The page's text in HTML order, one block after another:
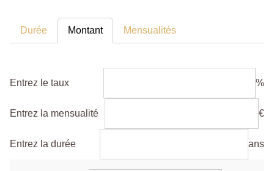
Durée Montant Mensualités
Entrez le taux %
Entrez la mensualité €
Entrez la durée ans